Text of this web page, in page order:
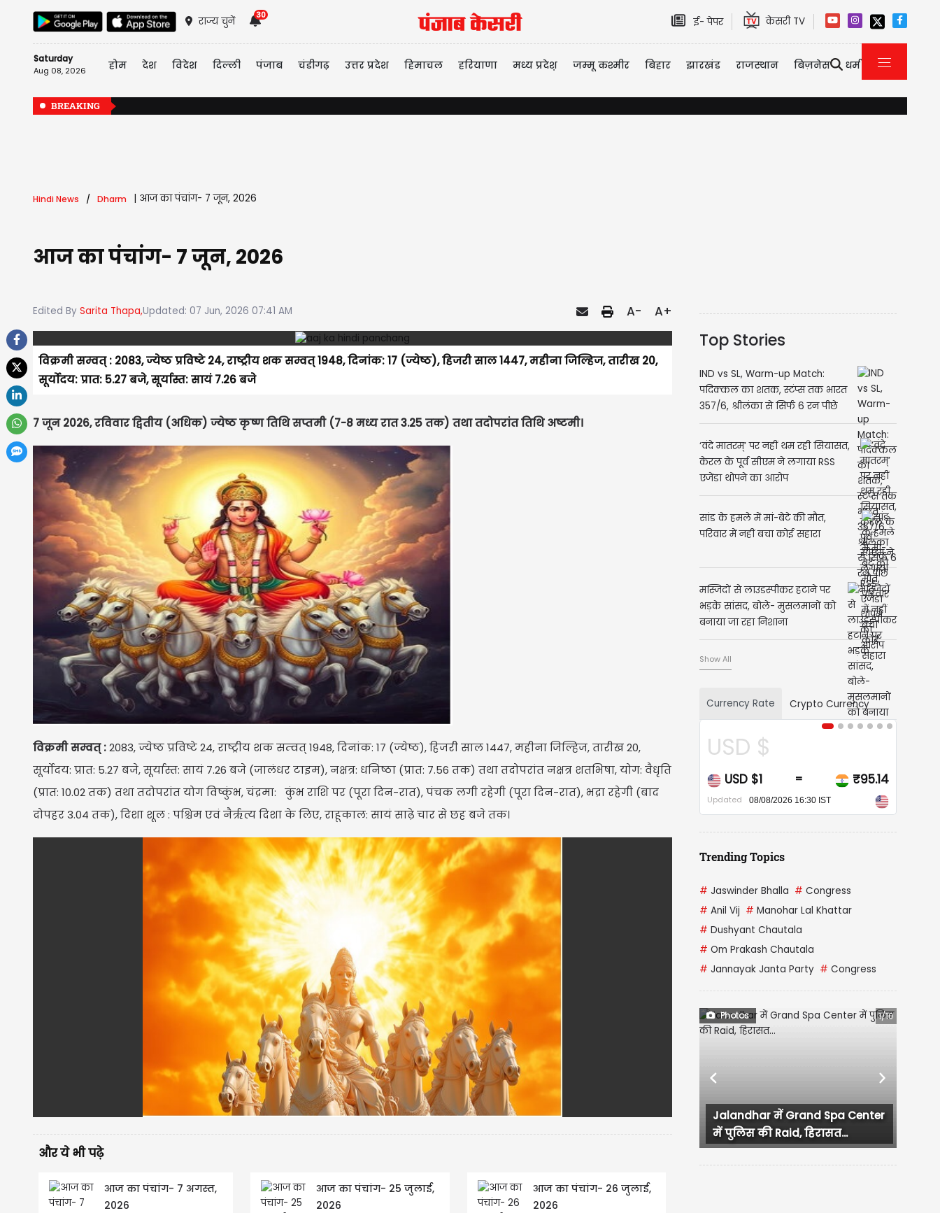
राज्य चुनें
30
ई- पेपर केसरी TV
Saturday
Aug 08, 2026 होम देश विदेश दिल्ली पंजाब चंडीगढ़ उत्तर प्रदेश हिमाचल हरियाणा मध्य प्रदेश़ जम्मू कश्मीर बिहार झारखंड राजस्थान बिज़नेस धर्म
BREAKING
Hindi News Dharm आज का पंचांग- 7 जून, 2026
आज का पंचांग- 7 जून, 2026
Edited By Sarita Thapa,Updated: 07 Jun, 2026 07:41 AM A- A+
विक्रमी सम्वत् : 2083, ज्येष्ठ प्रविष्टे 24, राष्ट्रीय शक सम्वत् 1948, दिनांक: 17 (ज्येष्ठ), हिजरी साल 1447, महीना जिल्हिज, तारीख 20,
सूर्योदय: प्रात: 5.27 बजे, सूर्यास्त: सायं 7.26 बजे
7 जून 2026, रविवार द्वितीय (अधिक) ज्येष्ठ कृष्ण तिथि सप्तमी (7-8 मध्य रात 3.25 तक) तथा तदोपरांत तिथि अष्टमी।
विक्रमी सम्वत् :2083, ज्येष्ठ प्रविष्टे 24, राष्ट्रीय शक सम्वत् 1948, दिनांक: 17 (ज्येष्ठ), हिजरी साल 1447, महीना जिल्हिज, तारीख 20,
सूर्योदय: प्रात: 5.27 बजे, सूर्यास्त: सायं 7.26 बजे (जालंधर टाइम), नक्षत्र: धनिष्ठा (प्रात: 7.56 तक) तथा तदोपरांत नक्षत्र शतभिषा, योग: वैधृति
(प्रात: 10.02 तक) तथा तदोपरांत योग विष्कुंभ, चंद्रमा: कुंभ राशि पर (पूरा दिन-रात), पंचक लगी रहेगी (पूरा दिन-रात), भद्रा रहेगी (बाद
दोपहर 3.04 तक), दिशा शूल : पश्चिम एवं नैर्ऋत्य दिशा के लिए, राहूकाल: सायं साढ़े चार से छह बजे तक।
और ये भी पढ़े
आज का पंचांग- 7 अगस्त,
2026
आज का पंचांग- 25 जुलाई,
2026
आज का पंचांग- 26 जुलाई,
2026
Top Stories
IND vs SL, Warm-up Match:
पदिक्कल का शतक, स्टंप्स तक भारत
357/6, श्रीलंका से सिर्फ 6 रन पीछे
‘वंदे मातरम्’ पर नहीं थम रही सियासत,
केरल के पूर्व सीएम ने लगाया RSS
एजेंडा थोपने का आरोप
सांड के हमले में मां-बेटे की मौत,
परिवार में नहीं बचा कोई सहारा
मस्जिदों से लाउडस्पीकर हटाने पर
भड़के सांसद, बोले- मुसलमानों को
बनाया जा रहा निशाना
Show All
Currency Rate Crypto Currency
CAD $
CAD $1 = ₹68.20
Updated 08/08/2026 16:30 IST
Trending Topics
# Jaswinder Bhalla # Congress
# Anil Vij # Manohar Lal Khattar
# Dushyant Chautala
# Om Prakash Chautala
# Jannayak Janta Party # Congress
Photos 1/10
महाराष्ट्र के उपमुख्यमंत्री एकनाथ
शिंदे ने प्रधानमंत्री...
Previous Next